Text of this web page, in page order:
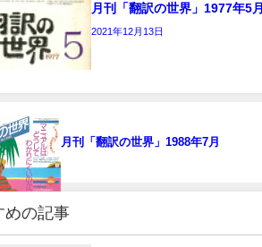
月刊「翻訳の世界」1977年5月
2021年12月13日
月刊「翻訳の世界」1988年7月
めの記事